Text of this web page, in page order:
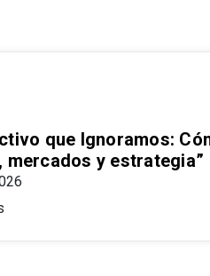
que Ignoramos:
y estrategia”